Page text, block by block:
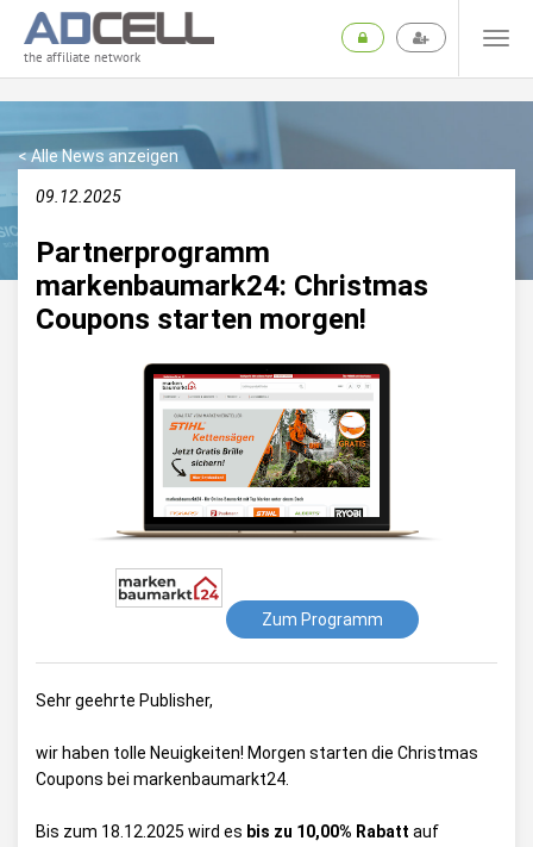
the affiliate network
< Alle News anzeigen
09.12.2025
Partnerprogramm
markenbaumark24: Christmas
Coupons starten morgen!
Zum Programm
Sehr geehrte Publisher,
wir haben tolle Neuigkeiten! Morgen starten die Christmas
Coupons bei markenbaumarkt24.
Bis zum 18.12.2025 wird es bis zu 10,00% Rabatt auf